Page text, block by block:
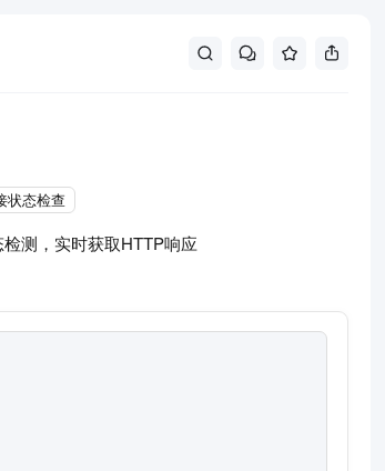
状态检查
测，实时获取HTTP响应